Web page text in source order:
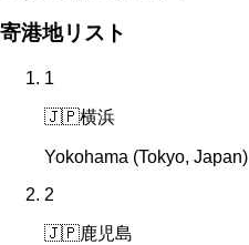
寄港地リスト
1
🇯🇵横浜
Yokohama (Tokyo, Japan)
2
🇯🇵鹿児島